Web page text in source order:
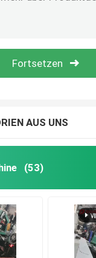
AUS UNS
(53)